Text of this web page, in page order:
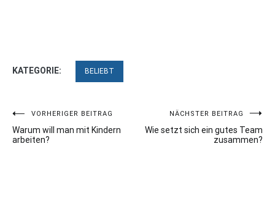
KATEGORIE: BELIEBT
Beitragsnavigation
VORHERIGER BEITRAG
Warum will man mit Kindern
arbeiten?
NÄCHSTER BEITRAG
Wie setzt sich ein gutes Team
zusammen?